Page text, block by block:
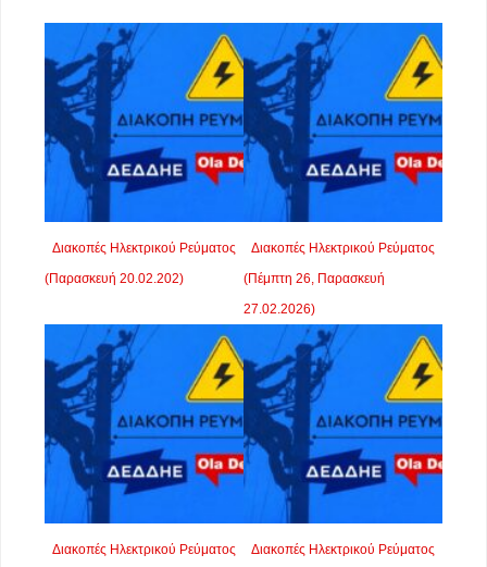
Διακοπές Ηλεκτρικού Ρεύματος
(Παρασκευή 20.02.202)
Διακοπές Ηλεκτρικού Ρεύματος
(Πέμπτη 26, Παρασκευή
27.02.2026)
Διακοπές Ηλεκτρικού Ρεύματος
Διακοπές Ηλεκτρικού Ρεύματος